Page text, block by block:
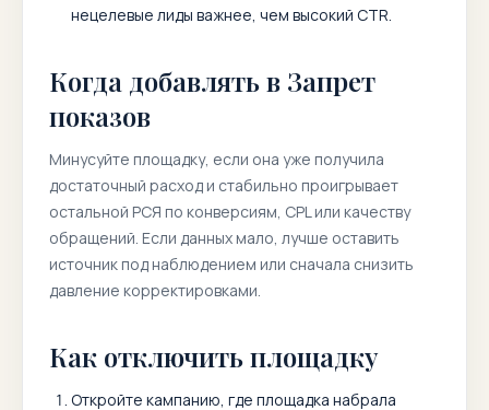
нецелевые лиды важнее, чем высокий CTR.
Когда добавлять в Запрет
показов
Минусуйте площадку, если она уже получила
достаточный расход и стабильно проигрывает
остальной РСЯ по конверсиям, CPL или качеству
обращений. Если данных мало, лучше оставить
источник под наблюдением или сначала снизить
давление корректировками.
Как отключить площадку
Откройте кампанию, где площадка набрала